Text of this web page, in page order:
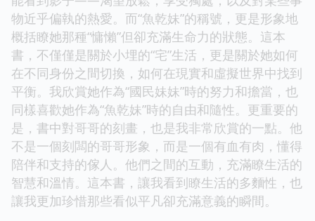
物近乎偏執的熱愛。而“魚乾妹”的稱號，更是形象地
概括瞭她那種“慵懶”但卻充滿生命力的狀態。這本
書，不僅僅是關於小埋的“宅”生活，更是關於她如何
在不同身份之間切換，如何在現實和虛擬世界中找到
平衡。我欣賞她作為“國民妹妹”時的努力和擔當，也
同樣喜歡她作為“魚乾妹”時的自由和隨性。更重要的
是，書中對哥哥的刻畫，也是我非常欣賞的一點。他
不是一個刻闆的哥哥形象，而是一個有血有肉，懂得
陪伴和支持的傢人。他們之間的互動，充滿瞭生活的
智慧和溫情。這本書，讓我看到瞭生活的多麵性，也
讓我更加珍惜那些看似平凡卻充滿意義的瞬間。